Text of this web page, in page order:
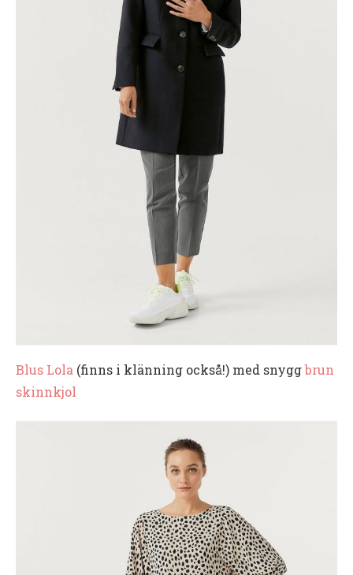
Blus Lola (finns i klänning också!) med snyggbrun
skinnkjol